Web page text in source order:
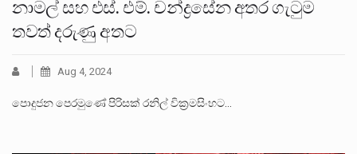
නාමල් සහ එස්. එම්. චන්ද්‍රසේන අතර ගැටුම
තවත් දරුණු අතට
Aug 4, 2024
පොදුජන පෙරමුණේ පිරිසක් රනිල් වික්‍රමසිංහට…